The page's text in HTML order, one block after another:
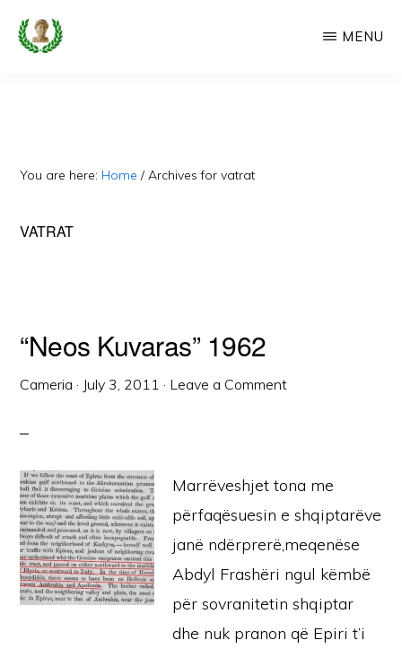
Skip
Faqe
Dedikuar
MENU
You are here: Home / Archives for vatrat
VATRAT
“Neos Kuvaras” 1962
Cameria · July 3, 2011 · Leave a Comment
Marrëveshjet tona me
përfaqësuesin e shqiptarëve
janë ndërprerë,meqenëse
Abdyl Frashëri ngul këmbë
për sovranitetin shqiptar
dhe nuk pranon që Epiri t’i